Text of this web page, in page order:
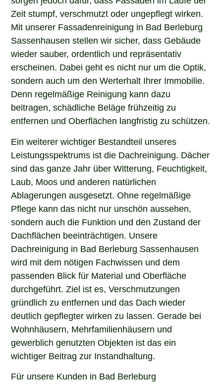
Zeit stumpf, verschmutzt oder ungepflegt wirken.
Mit unserer Fassadenreinigung in Bad Berleburg
Sassenhausen stellen wir sicher, dass Gebäude
wieder sauber, ordentlich und repräsentativ
erscheinen. Dabei geht es nicht nur um die Optik,
sondern auch um den Werterhalt Ihrer Immobilie.
Denn regelmäßige Reinigung kann dazu
beitragen, schädliche Beläge frühzeitig zu
entfernen und Oberflächen langfristig zu schützen.
Ein weiterer wichtiger Bestandteil unseres
Leistungsspektrums ist die Dachreinigung. Dächer
sind das ganze Jahr über Witterung, Feuchtigkeit,
Laub, Moos und anderen natürlichen
Ablagerungen ausgesetzt. Ohne regelmäßige
Pflege kann das nicht nur unschön aussehen,
sondern auch die Funktion und den Zustand der
Dachflächen beeinträchtigen. Unsere
Dachreinigung in Bad Berleburg Sassenhausen
wird mit dem nötigen Fachwissen und dem
passenden Blick für Material und Oberfläche
durchgeführt. Ziel ist es, Verschmutzungen
gründlich zu entfernen und das Dach wieder
deutlich gepflegter wirken zu lassen. Gerade bei
Wohnhäusern, Mehrfamilienhäusern und
gewerblich genutzten Objekten ist das ein
wichtiger Beitrag zur Instandhaltung.
Für unsere Kunden in Bad Berleburg